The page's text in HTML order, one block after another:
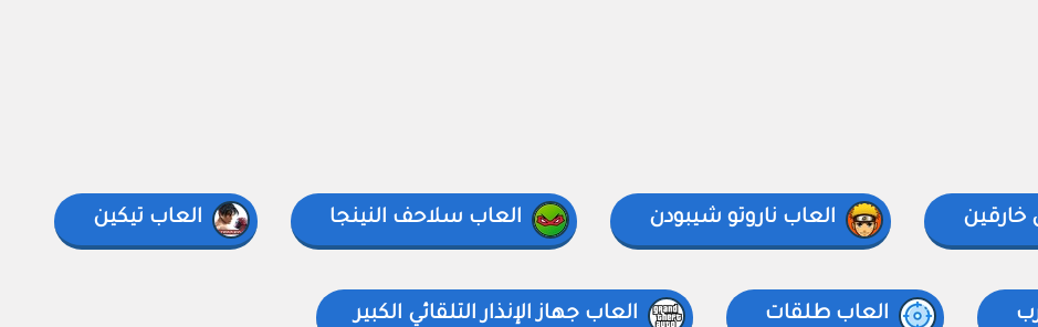
خارقين العاب ناروتو شيبودن العاب سلاحف النينجا العاب تيكين
العاب طلقات العاب جهاز الإنذار التلقائي الكبير